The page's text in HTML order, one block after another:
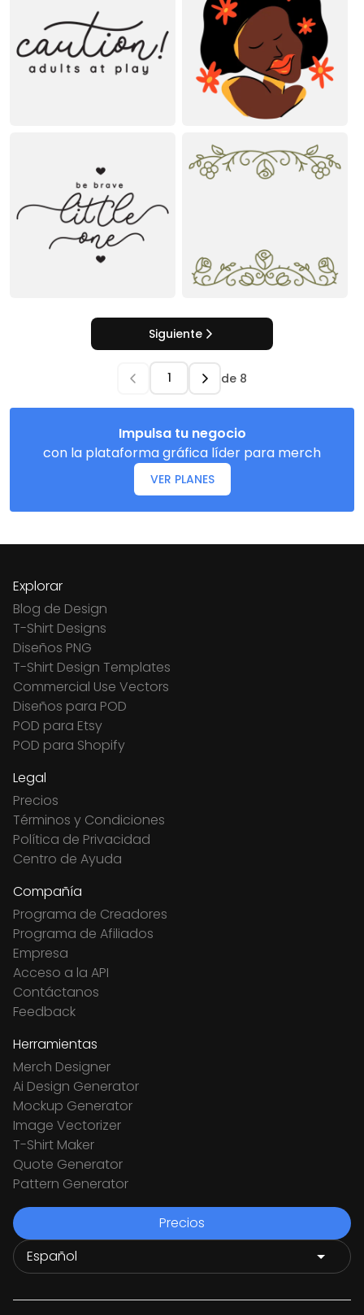
Siguiente
de 8
Impulsa tu negocio
con la plataforma gráfica líder para merch
VER PLANES
Explorar
Blog de Design
T-Shirt Designs
Diseños PNG
T-Shirt Design Templates
Commercial Use Vectors
Diseños para POD
POD para Etsy
POD para Shopify
Legal
Precios
Términos y Condiciones
Política de Privacidad
Centro de Ayuda
Compañía
Programa de Creadores
Programa de Afiliados
Empresa
Acceso a la API
Contáctanos
Feedback
Herramientas
Merch Designer
Ai Design Generator
Mockup Generator
Image Vectorizer
T-Shirt Maker
Quote Generator
Pattern Generator
Precios